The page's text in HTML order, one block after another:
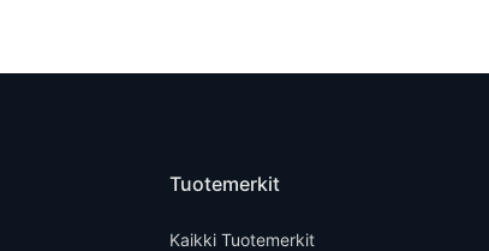
Tuotemerkit
Kaikki Tuotemerkit